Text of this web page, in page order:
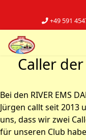
+49 591
Caller der
Bei den RIVER EMS
Jürgen callt seit 2013
uns, dass wir zwei
für unseren Club